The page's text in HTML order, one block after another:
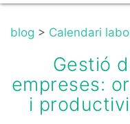
blog > Calendari
Gestió
empreses:
i